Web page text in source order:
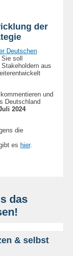
der
Deutschen
soll
aus
und
Deutschland
2024
die
es hier.
das
& selbst